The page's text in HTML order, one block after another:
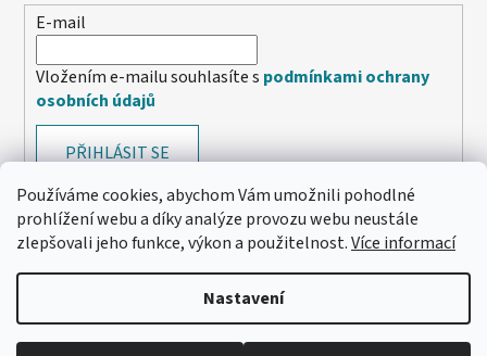
Používáme cookies, abychom Vám umožnili pohodlné
prohlížení webu a díky analýze provozu webu neustále
zlepšovali jeho funkce, výkon a použitelnost.Více informací
Nastavení
E-mail
Vložením e-mailu souhlasíte s podmínkami ochrany
osobních údajů
PŘIHLÁSIT SE